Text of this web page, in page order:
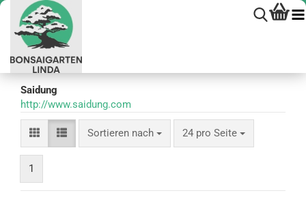
Saidung
http://www.saidung.com
Sortieren nach
Sortieren nach 24 pro Seite
pro Seite
1